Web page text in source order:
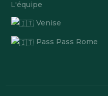
L'équipe
Venise
Pass Pass Rome